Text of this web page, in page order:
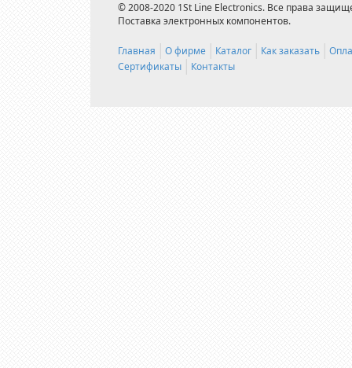
© 2008-2020 1St Line Electronics. Все права
Поставка электронных компонентов.
Главная О фирме Каталог Как заказать
Сертификаты
Контакты